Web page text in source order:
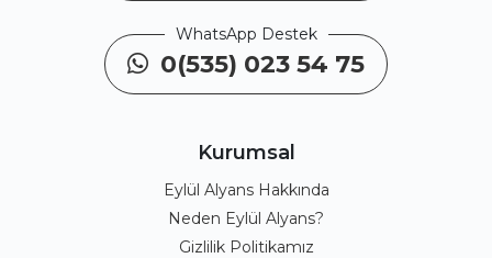
WhatsApp Destek
0(535) 023 54 75
Kurumsal
Eylül Alyans Hakkında
Neden Eylül Alyans?
Gizlilik Politikamız